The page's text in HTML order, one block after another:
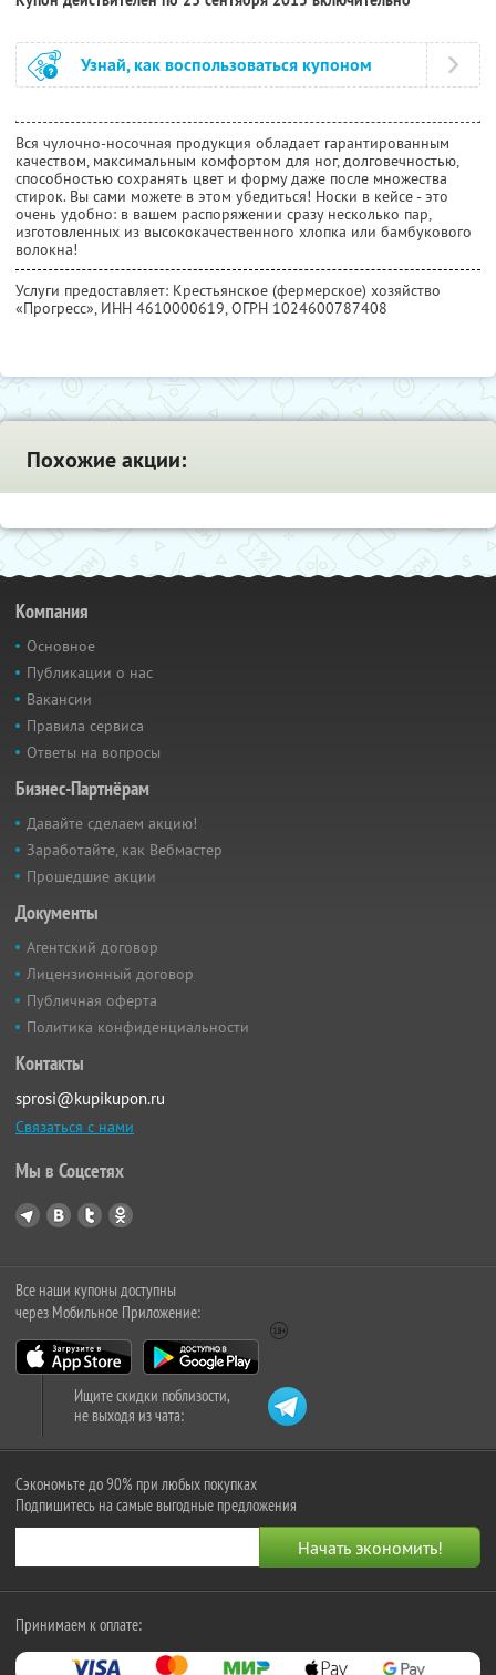
Узнай, как воспользоваться купоном
Вся чулочно-носочная продукция обладает гарантированным
качеством, максимальным комфортом для ног, долговечностью,
способностью сохранять цвет и форму даже после множества
стирок. Вы сами можете в этом убедиться! Носки в кейсе - это
очень удобно: в вашем распоряжении сразу несколько пар,
изготовленных из высококачественного хлопка или бамбукового
волокна!
Услуги предоставляет: Крестьянское (фермерское) хозяйство
«Прогресс», ИНН 4610000619, ОГРН 1024600787408
Похожие акции:
Компания
Основное
Публикации о нас
Вакансии
Правила сервиса
Ответы на вопросы
Бизнес-Партнёрам
Давайте сделаем акцию!
Заработайте, как Вебмастер
Прошедшие акции
Документы
Агентский договор
Лицензионный договор
Публичная оферта
Политика конфиденциальности
Контакты
sprosi@kupikupon.ru
Связаться с нами
Мы в Соцсетях
Все наши купоны доступны
через Мобильное Приложение:
Ищите скидки поблизости,
не выходя из чата:
Сэкономьте до 90% при любых покупках
Подпишитесь на самые выгодные предложения
Принимаем к оплате: